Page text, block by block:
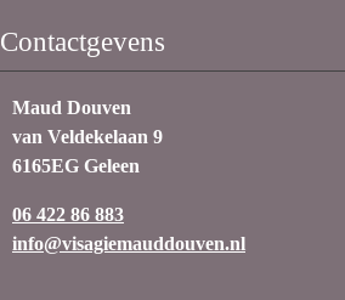
Contactgevens
Maud Douven
van Veldekelaan 9
6165EG Geleen
06 422 86 883
info@visagiemauddouven.nl